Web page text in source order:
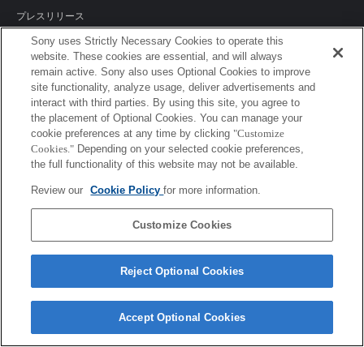
プレスリリース
ご利用条件
環境情報
クッキーポリシー
Sony uses Strictly Necessary Cookies to operate this
website. These cookies are essential, and will always
remain active. Sony also uses Optional Cookies to improve
site functionality, analyze usage, deliver advertisements and
interact with third parties. By using this site, you agree to
the placement of Optional Cookies. You can manage your
cookie preferences at any time by clicking "Customize
Cookies." Depending on your selected cookie preferences,
the full functionality of this website may not be available.
Review our Cookie Policyfor more information.
Customize Cookies
Reject Optional Cookies
Accept Optional Cookies